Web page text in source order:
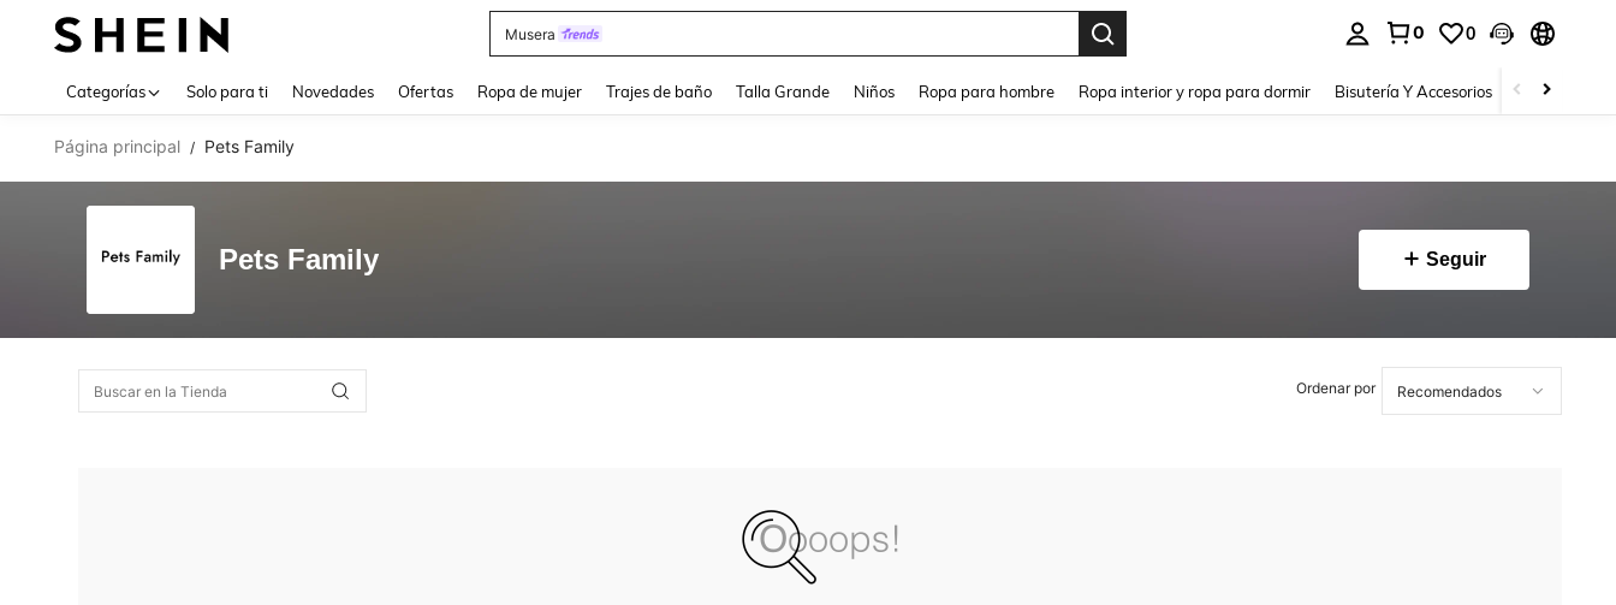
Musera
0 0
Categorías Solo para ti Novedades Ofertas Ropa de mujer Trajes de baño Talla Grande Niños Ropa para hombre Ropa interior y ropa para dormir Bisutería Y Accesorios Zapatos
Página principal / Pets Family
Pets Family Seguir
Ordenar por